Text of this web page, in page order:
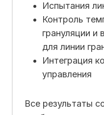
Испытания
Контроль
грануляции и
для линии
Интеграция
управления
Все результаты